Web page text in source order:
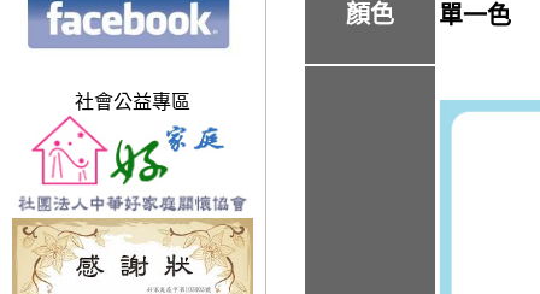
社會公益專區
顏色 單一色